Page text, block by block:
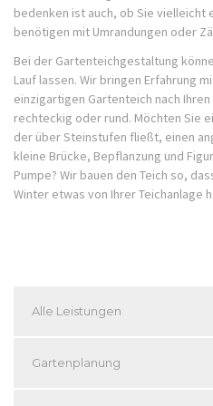
bedenken ist auch, ob Sie vielleicht
benötigen mit Umrandungen oder
Bei der Gartenteichgestaltung
Lauf lassen. Wir bringen Erfahrung
einzigartigen Gartenteich nach
rechteckig oder rund. Möchten Sie
der über Steinstufen fließt, einen
kleine Brücke, Bepflanzung und
Pumpe? Wir bauen den Teich so,
Winter etwas von Ihrer Teichanlage
Alle Leistungen
Gartenplanung